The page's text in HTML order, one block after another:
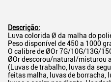
Descrição:
Luva colorida Ø da malha do
Peso disponível de 450 a 1000
O calibre de ØOr 7G/10G/13G/
ØOr descorou/natural/misturou
(Luvas de trabalho, luvas da
feitas malha, luvas de borracha,